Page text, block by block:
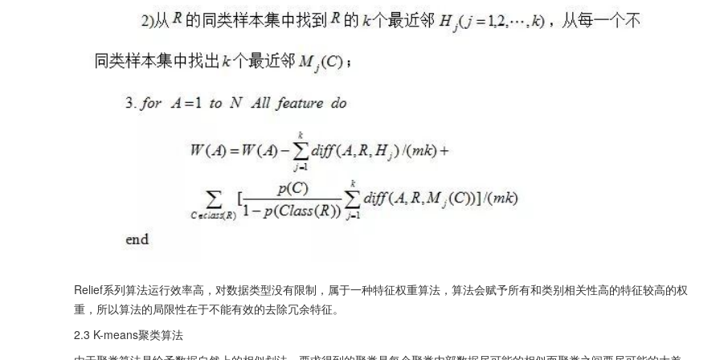
Relief系列算法运行效率高，对数据类型没有限制，属于一种特征权重算法，算法会赋予所有和类别相关性高的特征较高的权
重，所以算法的局限性在于不能有效的去除冗余特征。
2.3 K-means聚类算法